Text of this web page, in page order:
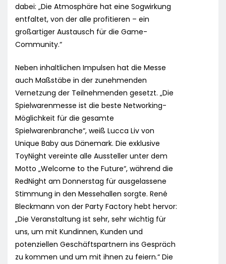
dabei: „Die Atmosphäre hat eine Sogwirkung
entfaltet, von der alle profitieren – ein
großartiger Austausch für die Game-
Community.“
Neben inhaltlichen Impulsen hat die Messe
auch Maßstäbe in der zunehmenden
Vernetzung der Teilnehmenden gesetzt. „Die
Spielwarenmesse ist die beste Networking-
Möglichkeit für die gesamte
Spielwarenbranche“, weiß Lucca Liv von
Unique Baby aus Dänemark. Die exklusive
ToyNight vereinte alle Aussteller unter dem
Motto „Welcome to the Future“, während die
RedNight am Donnerstag für ausgelassene
Stimmung in den Messehallen sorgte. René
Bleckmann von der Party Factory hebt hervor:
„Die Veranstaltung ist sehr, sehr wichtig für
uns, um mit Kundinnen, Kunden und
potenziellen Geschäftspartnern ins Gespräch
zu kommen und um mit ihnen zu feiern.“ Die